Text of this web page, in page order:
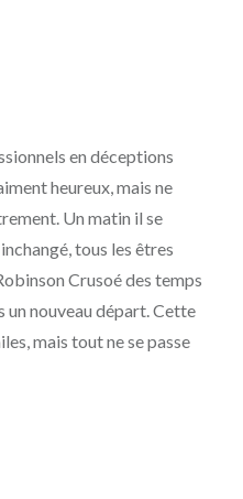
en déceptions
heureux, mais ne
Un matin il se
tous les êtres
Crusoé des temps
un nouveau départ. Cette
mais tout ne se passe